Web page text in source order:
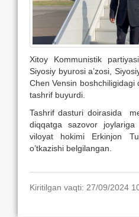
Xitoy Kommunistik
Siyosiy byurosi a’zosi,
Chen Vensin boshchiligidagi
tashrif buyurdi.
Tashrif dasturi doirasida
diqqatga sazovor
viloyat hokimi Erkinjon
o’tkazishi belgilangan.
Kiritilgan vaqti: 27/09/2024